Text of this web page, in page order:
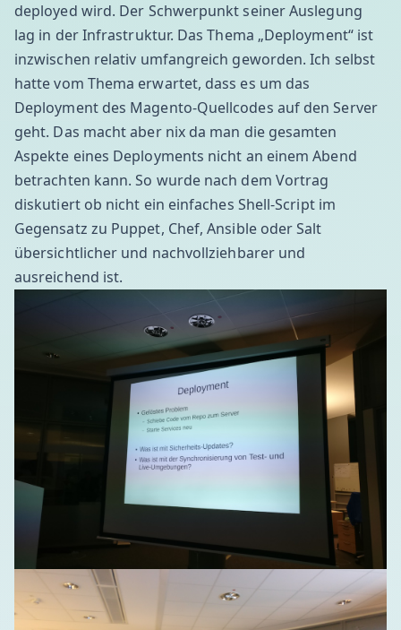
deployed wird. Der Schwerpunkt seiner Auslegung
lag in der Infrastruktur. Das Thema „Deployment“ ist
inzwischen relativ umfangreich geworden. Ich selbst
hatte vom Thema erwartet, dass es um das
Deployment des Magento-Quellcodes auf den Server
geht. Das macht aber nix da man die gesamten
Aspekte eines Deployments nicht an einem Abend
betrachten kann. So wurde nach dem Vortrag
diskutiert ob nicht ein einfaches Shell-Scriptim
Gegensatz zu Puppet, Chef,AnsibleoderSalt
übersichtlicher und nachvollziehbarer und
ausreichend ist.